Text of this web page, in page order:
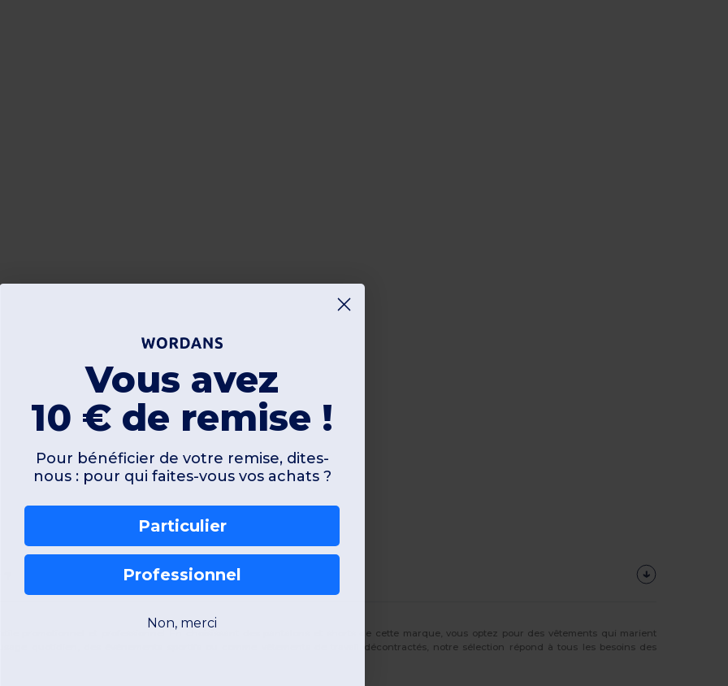
promotionnel et professionnel. En choisissant des pantalons et shorts de cette marque, vous optez pour des vêtements qui marient
quotidien, des événements sportifs ou comme vêtements de travail décontractés, notre sélection répond à tous les besoins des
Vous avez
10 € de remise !
Pour bénéficier de votre remise, dites-
nous : pour qui faites-vous vos achats ?
Particulier
Professionnel
Non, merci